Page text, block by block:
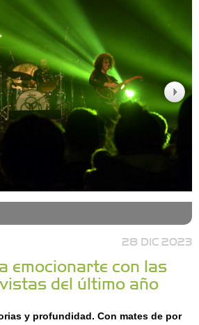
28 DIC 2023
emocionarte con las
del último año
y profundidad. Con mates de por